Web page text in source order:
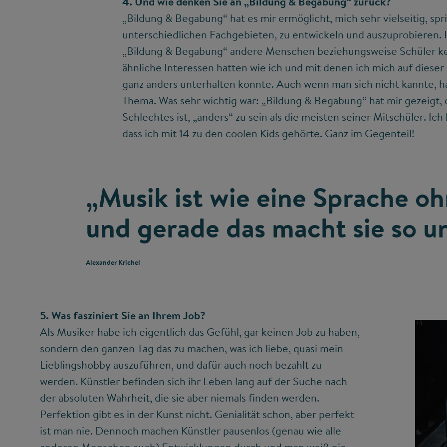
„Bildung & Begabung“ hat es mir ermöglicht, mich sehr vielseitig,
unterschiedlichen Fachgebieten, zu entwickeln und auszuprobieren.
„Bildung & Begabung“ andere Menschen beziehungsweise Schüler
ähnliche Interessen hatten wie ich und mit denen ich mich auf
ganz anders unterhalten konnte. Auch wenn man sich nicht kannte,
Thema. Was sehr wichtig war: „Bildung & Begabung“ hat mir gezeigt,
Schlechtes ist, „anders“ zu sein als die meisten seiner Mitschüler.
dass ich mit 14 zu den coolen Kids gehörte. Ganz im Gegenteil!
„Musik ist wie eine Sprache
und gerade das macht sie so
Alexander Krichel
5. Was fasziniert Sie an Ihrem Job?
Als Musiker habe ich eigentlich das Gefühl, gar keinen Job zu haben,
sondern den ganzen Tag das zu machen, was ich liebe, quasi mein
Lieblingshobby auszuführen, und dafür auch noch bezahlt zu
werden. Künstler befinden sich ihr Leben lang auf der Suche nach
der absoluten Wahrheit, die sie aber niemals finden werden.
Perfektion gibt es in der Kunst nicht. Genialität schon, aber perfekt
ist man nie. Dennoch machen Künstler pausenlos (genau wie alle